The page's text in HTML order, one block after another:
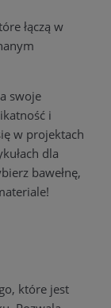
łączą w
swoje
i
w projektach
dla
bawełnę,
które jest